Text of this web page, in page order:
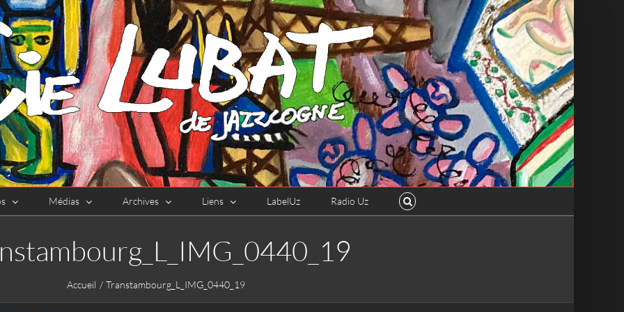
Médias Archives Liens LabelUz Radio Uz
Accueil Transtambourg_L_IMG_0440_19